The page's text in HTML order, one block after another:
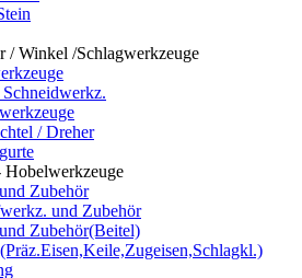
/ Winkel /Schlagwerkzeuge
/ Dreher
Hobelwerkzeuge
Zubehör
und Zubehör
Zubehör(Beitel)